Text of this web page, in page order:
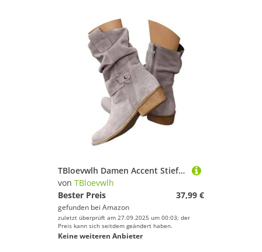
TBloevwlh Damen Accent Stiefeletten Und Reißverschluss Winter Fashion Für Gefütterte Schnürstiefel Wasserdicht Anliegender rutschfest Stiefel WeStickereien Cowgirlstiefel Halbhohe Elegant Lug
von TBloevwlh
Bester Preis
37,99 €
gefunden bei Amazon
zuletzt überprüft am 27.09.2025 um 00:03; der
Preis kann sich seitdem geändert haben.
Keine weiteren Anbieter